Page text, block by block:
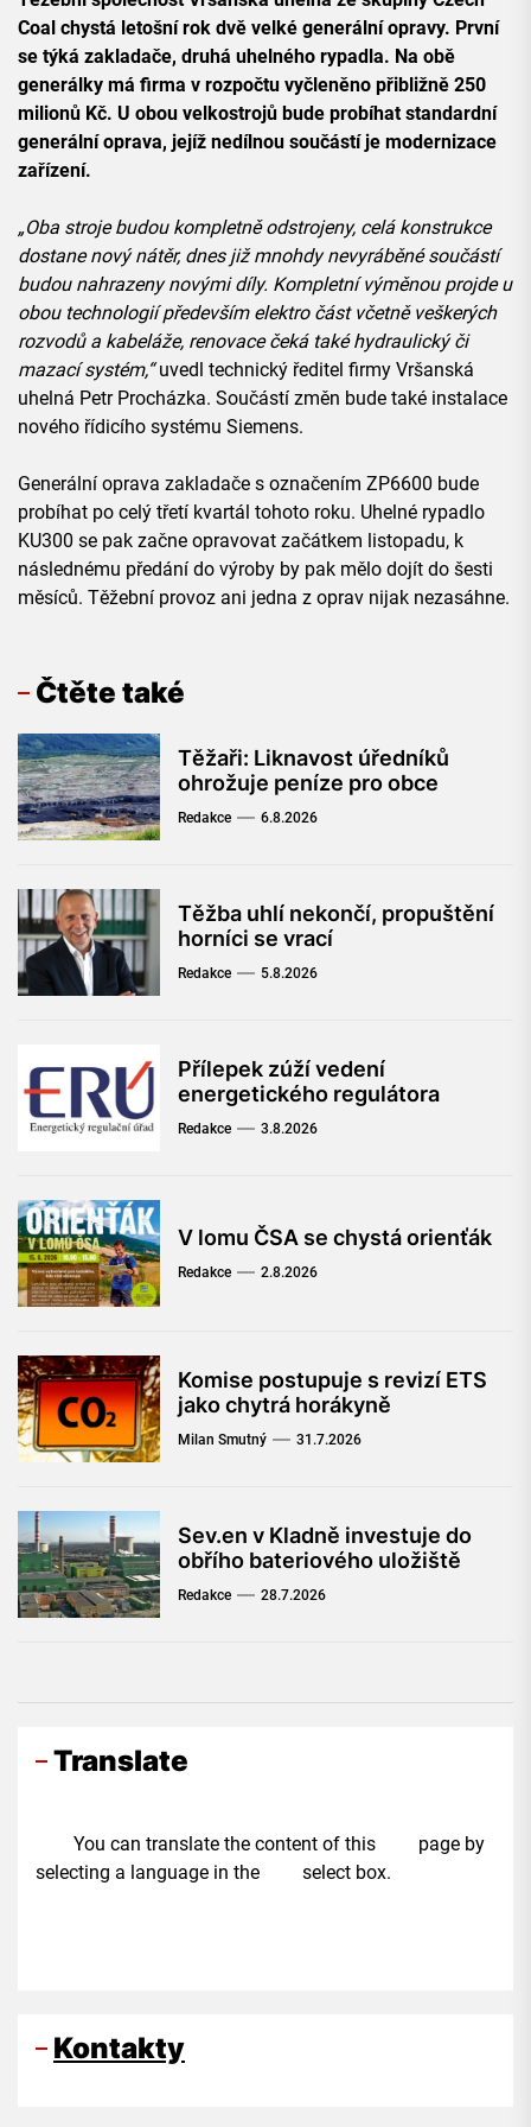
Coal chystá letošní rok dvě velké generální opravy. První
se týká zakladače, druhá uhelného rypadla. Na obě
generálky má firma v rozpočtu vyčleněno přibližně 250
milionů Kč. U obou velkostrojů bude probíhat standardní
generální oprava, jejíž nedílnou součástí je modernizace
zařízení.
„Oba stroje budou kompletně odstrojeny, celá konstrukce
dostane nový nátěr, dnes již mnohdy nevyráběné součástí
budou nahrazeny novými díly. Kompletní výměnou projde u
obou technologií především elektro část včetně veškerých
rozvodů a kabeláže, renovace čeká také hydraulický či
mazací systém,“uvedl technický ředitel firmy Vršanská
uhelná Petr Procházka. Součástí změn bude také instalace
nového řídicího systému Siemens.
Generální oprava zakladače s označením ZP6600 bude
probíhat po celý třetí kvartál tohoto roku. Uhelné rypadlo
KU300 se pak začne opravovat začátkem listopadu, k
následnému předání do výroby by pak mělo dojít do šesti
měsíců. Těžební provoz ani jedna z oprav nijak nezasáhne.
Čtěte také
Těžaři: Liknavost úředníků
ohrožuje peníze pro obce
Redakce 6.8.2026
Těžba uhlí nekončí, propuštění
horníci se vrací
Redakce 5.8.2026
Přílepek zúží vedení
energetického regulátora
Redakce 3.8.2026
V lomu ČSA se chystá orienťák
Redakce 2.8.2026
Komise postupuje s revizí ETS
jako chytrá horákyně
Milan Smutný 31.7.2026
Sev.en v Kladně investuje do
obřího bateriového uložiště
Redakce 28.7.2026
Translate
You can translate the content of this page by
selecting a language in the select box.
Kontakty